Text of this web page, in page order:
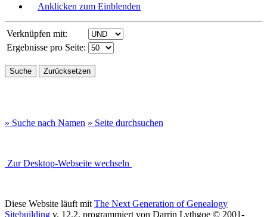
Anklicken zum Einblenden
Verknüpfen mit:
Ergebnisse pro Seite:
» Suche nach Namen » Seite durchsuchen
Zur Desktop-Webseite wechseln
Diese Website läuft mit The Next Generation of Genealogy
Sitebuilding v. 12.2, programmiert von Darrin Lythgoe © 2001-